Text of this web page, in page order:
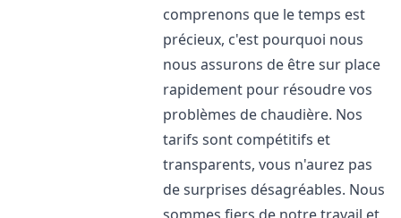
comprenons que le temps est
précieux, c'est pourquoi nous
nous assurons de être sur place
rapidement pour résoudre vos
problèmes de chaudière. Nos
tarifs sont compétitifs et
transparents, vous n'aurez pas
de surprises désagréables. Nous